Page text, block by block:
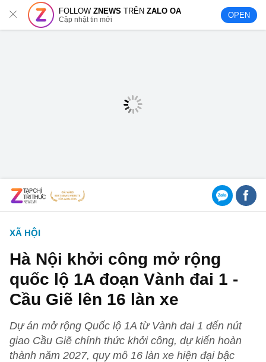
FOLLOWZNEWS TRÊNZALO OA
Cập nhật tin mới OPEN
XÃ HỘI
Hà Nội khởi công mở rộng
quốc lộ 1A đoạn Vành đai 1 -
Cầu Giẽ lên 16 làn xe
Dự án mở rộng Quốc lộ 1A từ Vành đai 1 đến nút
giao Cầu Giẽ chính thức khởi công, dự kiến hoàn
thành năm 2027, quy mô 16 làn xe hiện đại bậc